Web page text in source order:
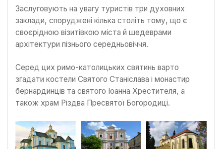
Заслуговують на увагу туристів три духовних
заклади, споруджені кілька століть тому, що є
своєрідною візитівкою міста й шедеврами
архітектури пізнього середньовіччя.
Серед цих римо-католицьких святинь варто
згадати костели Святого Станіслава і монастир
бернардинців та святого Іоанна Хрестителя, а
також храм Різдва Пресвятої Богородиці.